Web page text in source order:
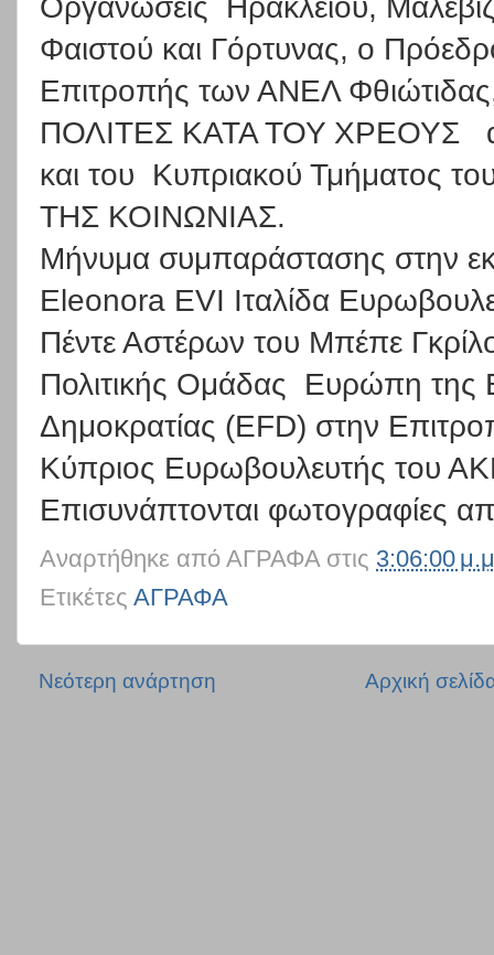
Οργανώσεις
Ηρακλείου,
Φαιστού και Γόρτυνας, ο
Επιτροπής των ΑΝΕΛ
ΠΟΛΙΤΕΣ ΚΑΤΑ ΤΟΥ ΧΡΕΟΥΣ
και του
Κυπριακού Τμήματος
ΤΗΣ ΚΟΙΝΩΝΙΑΣ.
Μήνυμα συμπαράστασης στην
Eleonora EVI Ιταλίδα
Πέντε Αστέρων του Μπέπε
Πολιτικής Ομάδας
Ευρώπη της
Δημοκρατίας (EFD) στην
Κύπριος Ευρωβουλευτής του
Επισυνάπτονται φωτογραφίες
Αναρτήθηκε από ΑΓΡΑΦΑ στις 3:06:00
Ετικέτες ΑΓΡΑΦΑ
Νεότερη ανάρτηση Αρχική